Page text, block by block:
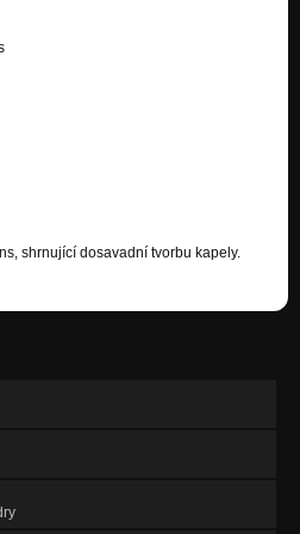
shrnující dosavadní tvorbu kapely.